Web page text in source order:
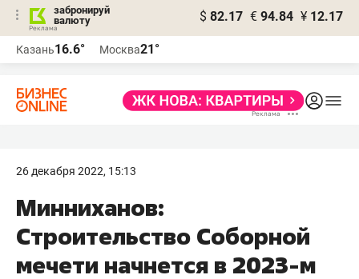
забронируй
валюту
$ 82.17 € 94.84 ¥ 12.17
Казань16.6° Москва21°
26 декабря 2022, 15:13
Минниханов:
Строительство Соборной
мечети начнется в 2023-м